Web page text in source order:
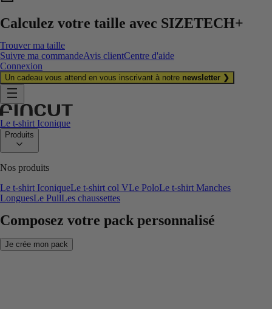
Calculez votre taille avec SIZETECH+
Trouver ma taille
Suivre ma commandeAvis clientCentre d'aide
Connexion
Un cadeau vous attend en vous inscrivant à notre newsletter ❯
Le t-shirt Iconique
Produits
Nos produits
Le t-shirt IconiqueLe t-shirt col VLe PoloLe t-shirt Manches
LonguesLe PullLes chaussettes
Composez votre pack personnalisé
Je crée mon pack